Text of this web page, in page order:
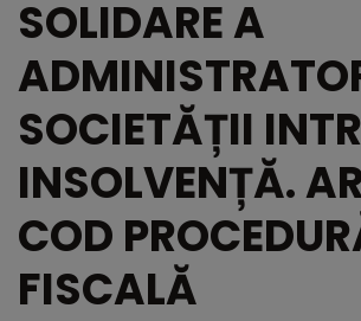
SOLIDARE A
SOCIETĂȚII
INSOLVENȚĂ.
COD
FISCALĂ